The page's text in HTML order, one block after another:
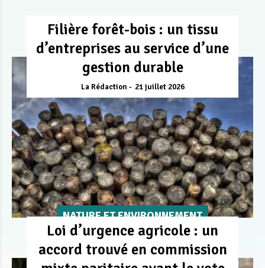
Filière forêt-bois : un tissu
d’entreprises au service d’une
gestion durable
La Rédaction 21 juillet 2026
NATURE ET ENVIRONNEMENT
Loi d’urgence agricole : un
accord trouvé en commission